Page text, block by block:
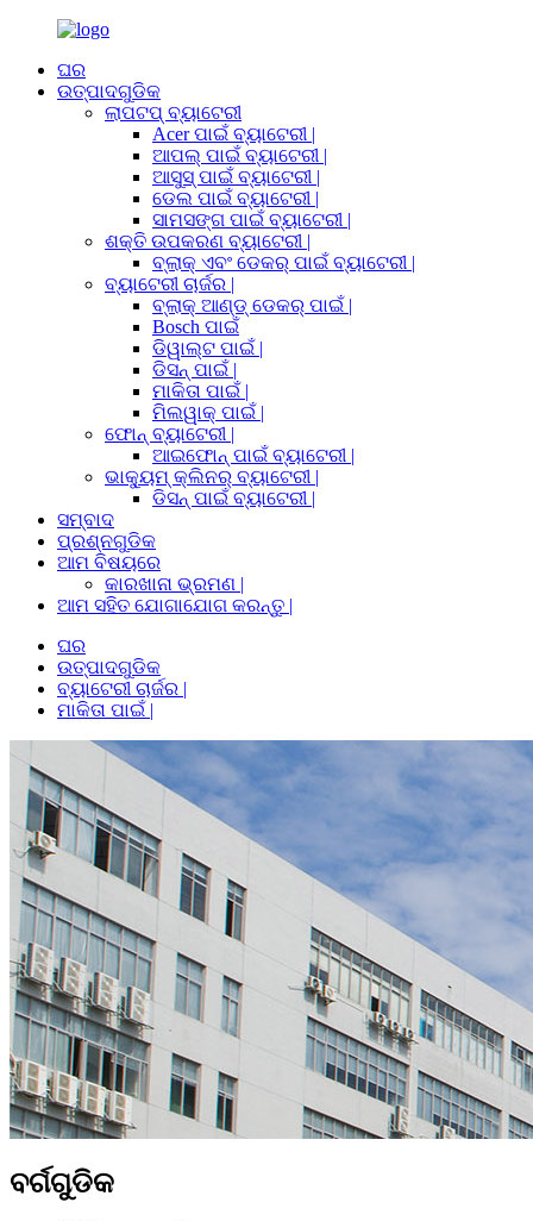
ଘର
ଉତ୍ପାଦଗୁଡିକ
ଲାପଟପ୍ ବ୍ୟାଟେରୀ
Acer ପାଇଁ ବ୍ୟାଟେରୀ |
ଆପଲ୍ ପାଇଁ ବ୍ୟାଟେରୀ |
ଆସୁସ୍ ପାଇଁ ବ୍ୟାଟେରୀ |
ଡେଲ ପାଇଁ ବ୍ୟାଟେରୀ |
ସାମସଙ୍ଗ ପାଇଁ ବ୍ୟାଟେରୀ |
ଶକ୍ତି ଉପକରଣ ବ୍ୟାଟେରୀ |
ବ୍ଲାକ୍ ଏବଂ ଡେକର୍ ପାଇଁ ବ୍ୟାଟେରୀ |
ବ୍ୟାଟେରୀ ଚାର୍ଜର |
ବ୍ଲାକ୍ ଆଣ୍ଡ୍ ଡେକର୍ ପାଇଁ |
Bosch ପାଇଁ
ଡିୱାଲ୍ଟ ପାଇଁ |
ଡିସନ୍ ପାଇଁ |
ମାକିତା ପାଇଁ |
ମିଲୱାକ୍ ପାଇଁ |
ଫୋନ୍ ବ୍ୟାଟେରୀ |
ଆଇଫୋନ୍ ପାଇଁ ବ୍ୟାଟେରୀ |
ଭାକ୍ୟୁମ୍ କ୍ଲିନର୍ ବ୍ୟାଟେରୀ |
ଡିସନ୍ ପାଇଁ ବ୍ୟାଟେରୀ |
ସମ୍ବାଦ
ପ୍ରଶ୍ନଗୁଡିକ
ଆମ ବିଷୟରେ
କାରଖାନା ଭ୍ରମଣ |
ଆମ ସହିତ ଯୋଗାଯୋଗ କରନ୍ତୁ |
ଘର
ଉତ୍ପାଦଗୁଡିକ
ବ୍ୟାଟେରୀ ଚାର୍ଜର |
ମାକିତା ପାଇଁ |
ବର୍ଗଗୁଡିକ